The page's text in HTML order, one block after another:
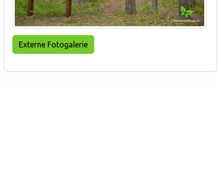
Externe Fotogalerie